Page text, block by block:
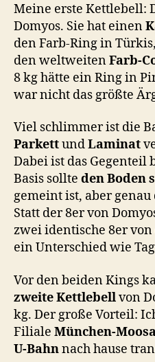
Meine erste Kettlebell:
Domyos. Sie hat einen
den Farb-Ring in
den weltweitenFarb-
8 kg hätte ein Ring in
war nicht das größte
Viel schlimmer ist die
ParkettundLaminat
Dabei ist das Gegenteil
Basis sollte den Boden
gemeint ist, aber
Statt der 8er von
zwei identische 8er von
ein Unterschied wie
Vor den beiden Kings
zweite Kettlebellvon
kg. Der große Vorteil:
Filiale München-
U-Bahnnach hause